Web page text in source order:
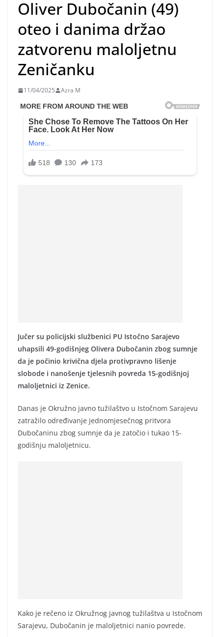
Oliver Dubočanin (49)
oteo i danima držao
zatvorenu maloljetnu
Zeničanku
11/04/2025 Azra M
Jučer su policijski službenici PU Istočno Sarajevo
uhapsili 49-godišnjeg Olivera Dubočanin zbog sumnje
da je počinio krivična djela protivpravno lišenje
slobode i nanošenje tjelesnih povreda 15-godišnjoj
maloljetnici iz Zenice.
Danas je Okružno javno tužilaštvo u Istočnom Sarajevu
zatražilo određivanje jednomjesečnog pritvora
Dubočaninu zbog sumnje da je zatočio i tukao 15-
godišnju maloljetnicu.
Kako je rečeno iz Okružnog javnog tužilaštva u Istočnom
Sarajevu, Dubočanin je maloljetnici nanio povrede.